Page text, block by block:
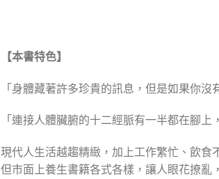
【本書特色】
「身體藏著許多珍貴的訊息，但是如果你
「連接人體臟腑的十二經脈有一半都在腳
現代人生活越趨精緻，加上工作繁忙、飲食
但市面上養生書籍各式各樣，讓人眼花撩亂